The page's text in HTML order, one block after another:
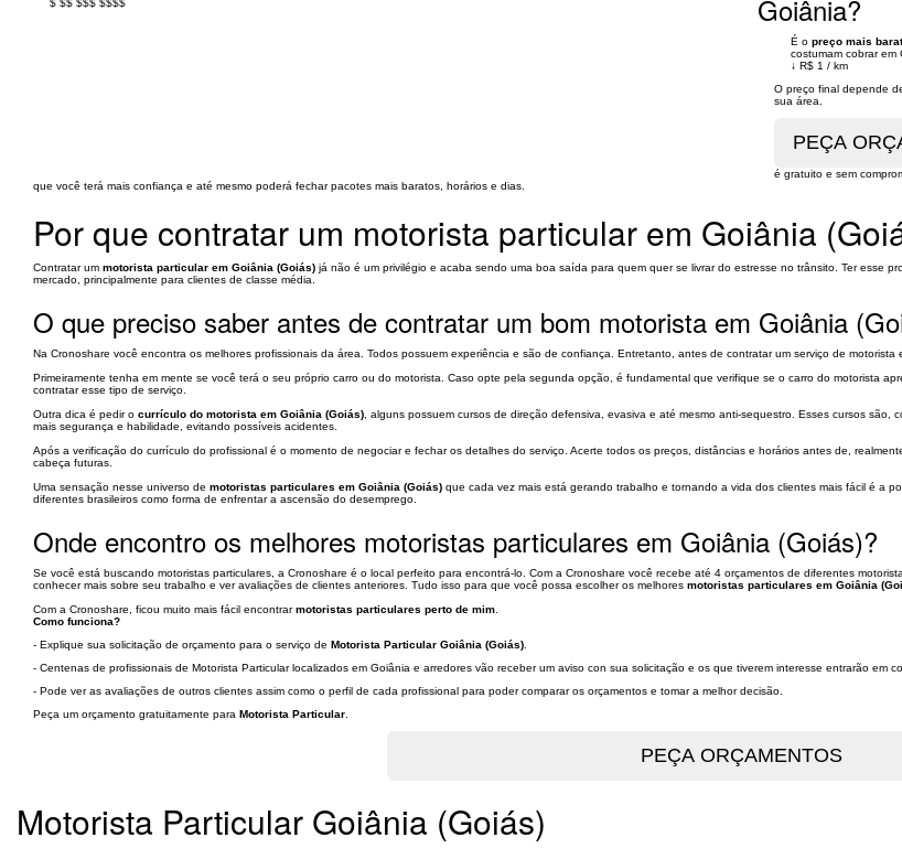
$ $$ $$$ $$$$ Goiânia?
É o preço mais
costumam cobrar em
↓ R$ 1 / km
O preço final depende
sua área.
é gratuito e sem
que você terá mais confiança e até mesmo poderá fechar pacotes mais baratos, horários e dias.
Por que contratar um motorista particular em Goiânia
Contratar um motorista particular em Goiânia (Goiás) já não é um privilégio e acaba sendo uma boa saída para quem quer se livrar do estresse no trânsito. Ter esse
mercado, principalmente para clientes de classe média.
O que preciso saber antes de contratar um bom motorista em Goiânia
Na Cronoshare você encontra os melhores profissionais da área. Todos possuem experiência e são de confiança. Entretanto, antes de contratar um serviço de motorista
Primeiramente tenha em mente se você terá o seu próprio carro ou do motorista. Caso opte pela segunda opção, é fundamental que verifique se o carro do motorista
contratar esse tipo de serviço.
Outra dica é pedir o currículo do motorista em Goiânia (Goiás) , alguns possuem cursos de direção defensiva, evasiva e até mesmo anti-sequestro. Esses cursos
mais segurança e habilidade, evitando possíveis acidentes.
Após a verificação do currículo do profissional é o momento de negociar e fechar os detalhes do serviço. Acerte todos os preços, distâncias e horários antes de,
cabeça futuras.
Uma sensação nesse universo de motoristas particulares em Goiânia (Goiás) que cada vez mais está gerando trabalho e tornando a vida dos clientes mais fácil é a
diferentes brasileiros como forma de enfrentar a ascensão do desemprego.
Onde encontro os melhores motoristas particulares em Goiânia (Goiás)?
Se você está buscando motoristas particulares, a Cronoshare é o local perfeito para encontrá-lo. Com a Cronoshare você recebe até 4 orçamentos de diferentes
conhecer mais sobre seu trabalho e ver avaliações de clientes anteriores. Tudo isso para que você possa escolher os melhores motoristas particulares em Goiânia
Com a Cronoshare, ficou muito mais fácil encontrarmotoristas particulares perto de mim
Como funciona?
- Explique sua solicitação de orçamento para o serviço de Motorista Particular Goiânia (Goiás)
- Centenas de profissionais de Motorista Particular localizados em Goiânia e arredores vão receber um aviso con sua solicitação e os que tiverem interesse entrarão em
- Pode ver as avaliações de outros clientes assim como o perfil de cada profissional para poder comparar os orçamentos e tomar a melhor decisão.
Peça um orçamento gratuitamente para Motorista Particular
Motorista Particular Goiânia (Goiás)